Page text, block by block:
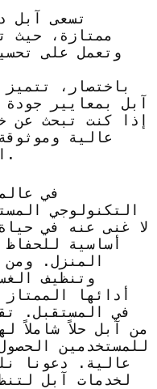
تسعى آبل
ممتازة، حيث
وتعمل على
باختصار،
آبل بمعايير
إذا كنت تبحث عن
عالية
الذي يمكنك الاعتماد عليه.
في
التكنولوجي
لا غنى عنه في
أساسية
المنزل. ومن
وتنظيف
أدائها
في المستقبل.
من آبل حلاً شاملاً
للمستخدمين
عالية. دعونا
لخدمات آبل